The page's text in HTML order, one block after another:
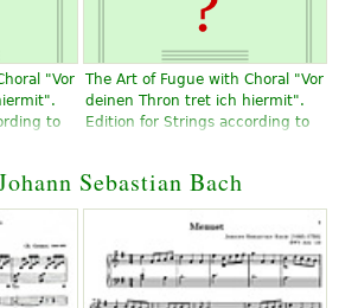
"Vor
to
The Art of Fugue with Choral "Vor
deinen Thron tret ich hiermit".
Edition for Strings according to
$19.95
Violin, Viola, Choral, Vocal
Sebastian Bach